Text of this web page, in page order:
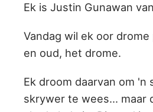
Ek is Justin Gunawan
Vandag wil ek oor drome
en oud, het drome.
Ek droom daarvan om 'n
skrywer te wees... maar